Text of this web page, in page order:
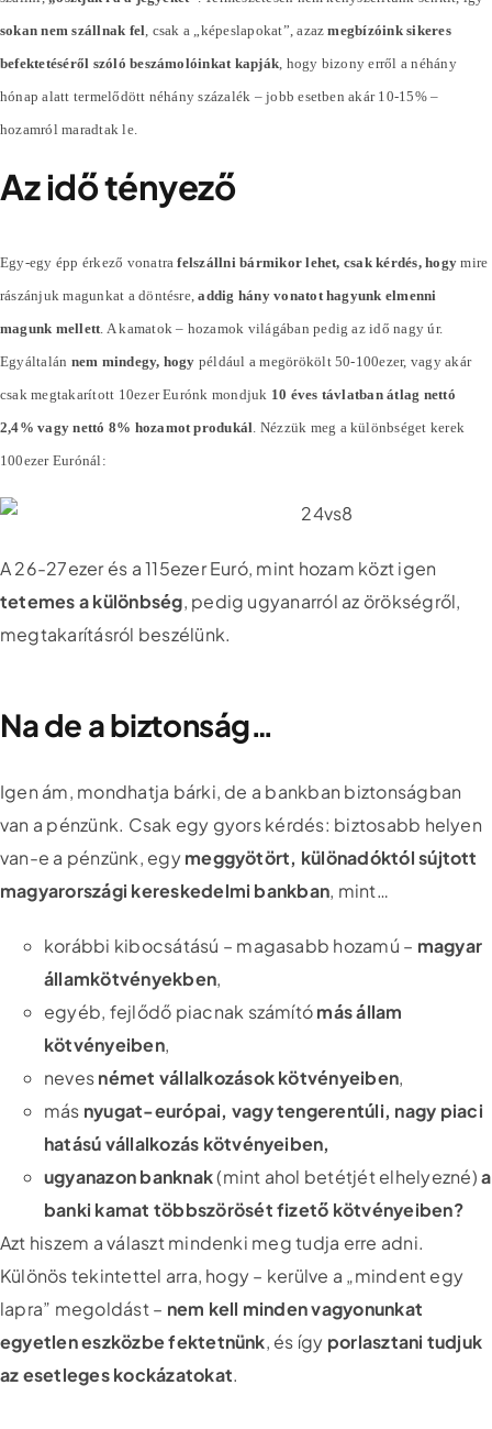
sokan nem szállnak fel , csak a „képeslapokat”, azazmegbízóink sikeres
befektetéséről szóló beszámolóinkat kapják , hogy bizony erről a néhány
hónap alatt termelődött néhányszázalék – jobb esetben akár 10-15% –
hozamról maradtak le.
Az idő tényező
Egy-egy épp érkező vonatrafelszállni bármikor lehet, csak kérdés, hogy mire
rászánjuk magunkat a döntésre,addig hány vonatot hagyunk elmenni
magunk mellett. A kamatok – hozamok világában pedig az idő nagy úr.
Egyáltalán nem mindegy, hogy például a megörökölt 50-100ezer, vagy akár
csak megtakarított 10ezer Eurónk mondjuk 10 éves távlatban átlag nettó
2,4% vagy nettó 8% hozamot produkál. Nézzük meg a különbséget kerek
100ezer Eurónál:
A 26-27ezer és a 115ezer Euró, mint hozam közt igen
tetemes a különbség, pedig ugyanarról az örökségről,
megtakarításról beszélünk.
Na de a biztonság…
Igen ám, mondhatja bárki, de a bankban biztonságban
van a pénzünk. Csak egy gyors kérdés: biztosabb helyen
van-e a pénzünk, egymeggyötört, különadóktól sújtott
magyarországi kereskedelmi bankban, mint…
korábbi kibocsátású – magasabb hozamú – magyar
államkötvényekben,
egyéb, fejlődő piacnak számítómás állam
kötvényeiben,
nevesnémet vállalkozások kötvényeiben,
más nyugat-európai, vagy tengerentúli, nagy piaci
hatású vállalkozás kötvényeiben,
ugyanazon banknak(mint ahol betétjét elhelyezné)a
banki kamat többszörösét fizető kötvényeiben?
Azt hiszem a választ mindenki meg tudja erre adni.
Különös tekintettel arra, hogy – kerülve a „mindent egy
lapra” megoldást – nem kell minden vagyonunkat
egyetlen eszközbe fektetnünk, és így porlasztani tudjuk
az esetleges kockázatokat.